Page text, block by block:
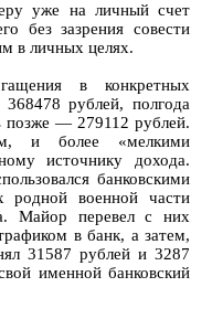
уже на личный счет
без зазрения совести
в личных целях.
в конкретных
рублей, полгода
позже — 279112 рублей.
и более «мелкими
источнику дохода.
банковскими
родной военной части
Майор перевел с них
в банк, а затем,
31587 рублей и 3287
именной банковский